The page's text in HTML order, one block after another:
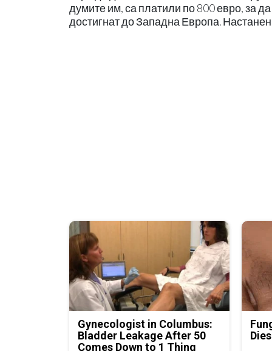
думите им, са платили по 800 евро, за
достигнат до Западна Европа.
Gynecologist in Columbus:
Bladder Leakage After 50
Comes Down to 1 Thing